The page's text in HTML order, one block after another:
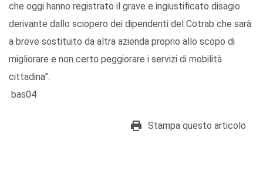
che oggi hanno registrato il grave e ingiustificato disagio
derivante dallo sciopero dei dipendenti del Cotrab che sarà
a breve sostituito da altra azienda proprio allo scopo di
migliorare e non certo peggiorare i servizi di mobilità
cittadina”.
bas04
Stampa questo articolo